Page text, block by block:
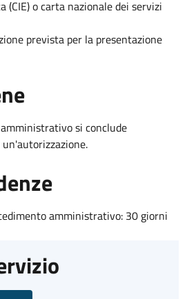
(CIE) o carta nazionale dei servizi
prevista per la presentazione
si conclude
amministrativo: 30 giorni